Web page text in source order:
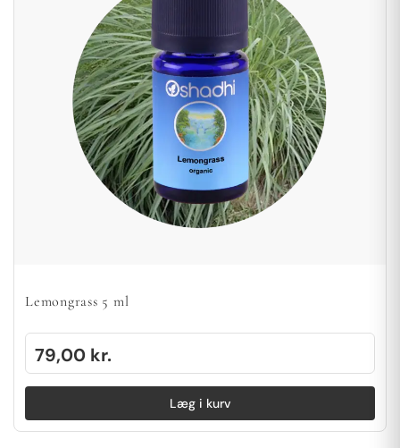
Lemongrass 5 ml
79,00 kr.
Læg i kurv